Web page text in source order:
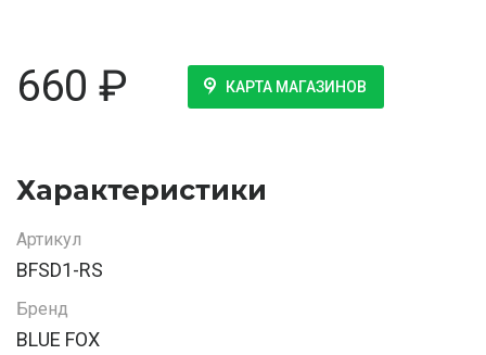
660 ₽ КАРТА МАГАЗИНОВ
Характеристики
Артикул
BFSD1-RS
Бренд
BLUE FOX